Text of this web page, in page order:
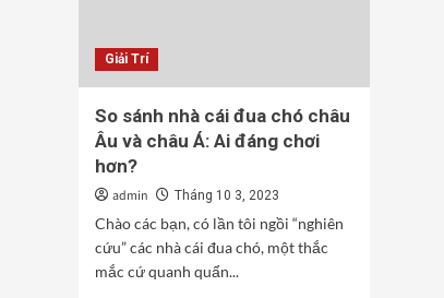
Giải Trí
So sánh nhà cái đua chó châu
Âu và châu Á: Ai đáng chơi
hơn?
admin Tháng 10 3, 2023
Chào các bạn, có lần tôi ngồi “nghiên
cứu” các nhà cái đua chó, một thắc
mắc cứ quanh quẩn...